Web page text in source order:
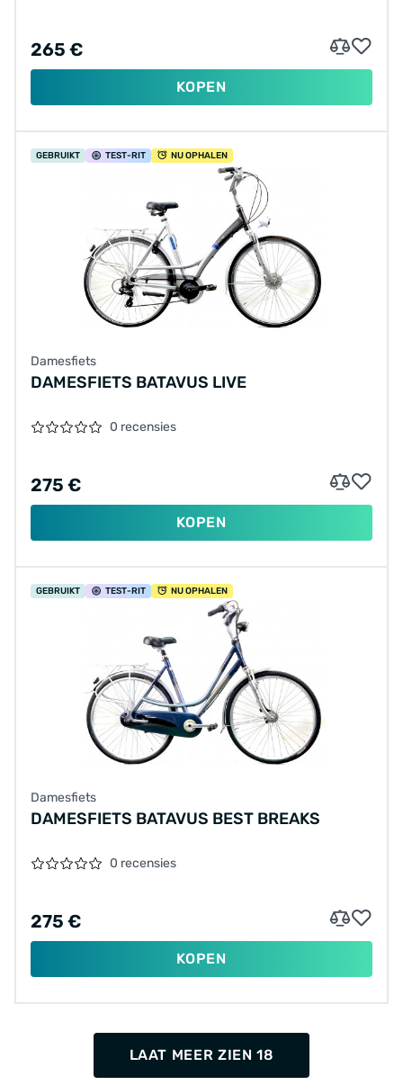
265 €
KOPEN
GEBRUIKT TEST-RIT NU OPHALEN
Damesfiets
DAMESFIETS BATAVUS LIVE
0 recensies
275 €
KOPEN
GEBRUIKT TEST-RIT NU OPHALEN
Damesfiets
DAMESFIETS BATAVUS BEST BREAKS
0 recensies
275 €
KOPEN
LAAT MEER ZIEN 18